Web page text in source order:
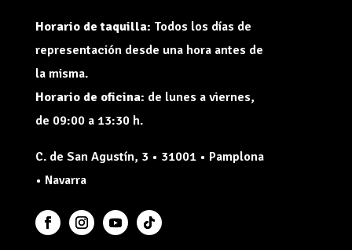
Horario de taquilla: Todos los días de
representación desde una hora antes de
la misma.
Horario de oficina: de lunes a viernes,
de 09:00 a 13:30 h.
C. de San Agustín, 3 • 31001 • Pamplona
• Navarra